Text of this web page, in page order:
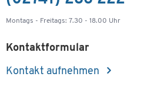
Montags - Freitags: 7.30 - 18.00 Uhr
Kontaktformular
Kontakt aufnehmen